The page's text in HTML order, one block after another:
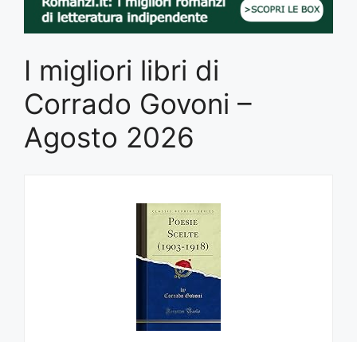
I migliori libri di
Corrado Govoni –
Agosto 2026